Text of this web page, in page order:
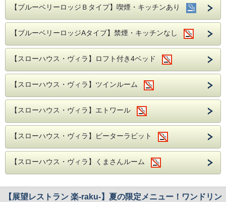
【ブルーベリーロッジＢタイプ】喫煙・キッチンあり
【ブルーベリーロッジAタイプ】禁煙・キッチンなし
【スローハウス・ヴィラ】ロフト付き4ベッド
【スローハウス・ヴィラ】ツインルーム
【スローハウス・ヴィラ】エトワール
【スローハウス・ヴィラ】ピーターラビット
【スローハウス・ヴィラ】くまさんルーム
【展望レストラン 楽-raku-】夏の限定メニュー！ワンドリン